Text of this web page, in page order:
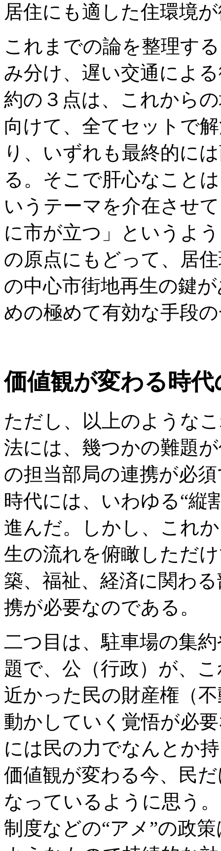
居住にも適した住環境
これまでの論を整理す
み分け、遅い交通によ
約の３点は、これから
向けて、全てセットで
り、いずれも最終的に
る。そこで肝心なこと
いうテーマを介在させ
に市が立つ」というよ
の原点にもどって、居
の中心市街地再生の鍵
めの極めて有効な手段
価値観が変わる時
ただし、以上のような
法には、幾つかの難題
の担当部局の連携が必
時代には、いわゆる“縦
進んだ。しかし、これ
生の流れを俯瞰しただ
築、福祉、経済に関わ
携が必要なのである。
二つ目は、駐車場の集
題で、公（行政）が、
近かった民の財産権（
動かしていく覚悟が必
には民の力でなんとか
価値観が変わる今、民
なっているように思う
制度などの“アメ”の政